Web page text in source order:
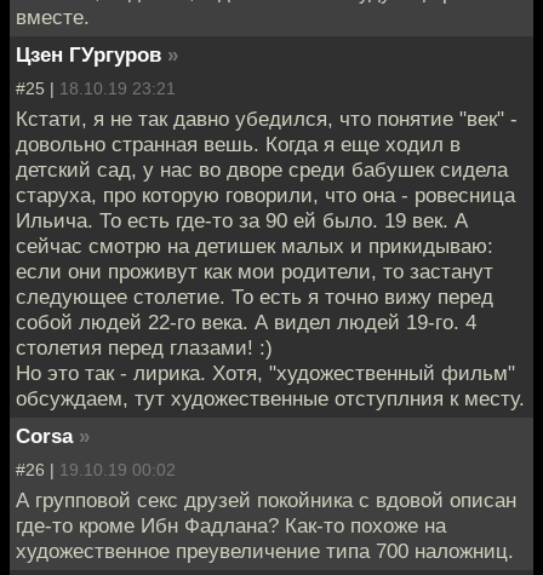
вместе.
Цзен ГУргуров »
#25 | 18.10.19 23:21
Кстати, я не так давно убедился, что понятие "век" -
довольно странная вешь. Когда я еще ходил в
детский сад, у нас во дворе среди бабушек сидела
старуха, про которую говорили, что она - ровесница
Ильича. То есть где-то за 90 ей было. 19 век. А
сейчас смотрю на детишек малых и прикидываю:
если они проживут как мои родители, то застанут
следующее столетие. То есть я точно вижу перед
собой людей 22-го века. А видел людей 19-го. 4
столетия перед глазами! :)
Но это так - лирика. Хотя, "художественный фильм"
обсуждаем, тут художественные отступлния к месту.
Corsa »
#26 | 19.10.19 00:02
А групповой секс друзей покойника с вдовой описан
где-то кроме Ибн Фадлана? Как-то похоже на
художественное преувеличение типа 700 наложниц.